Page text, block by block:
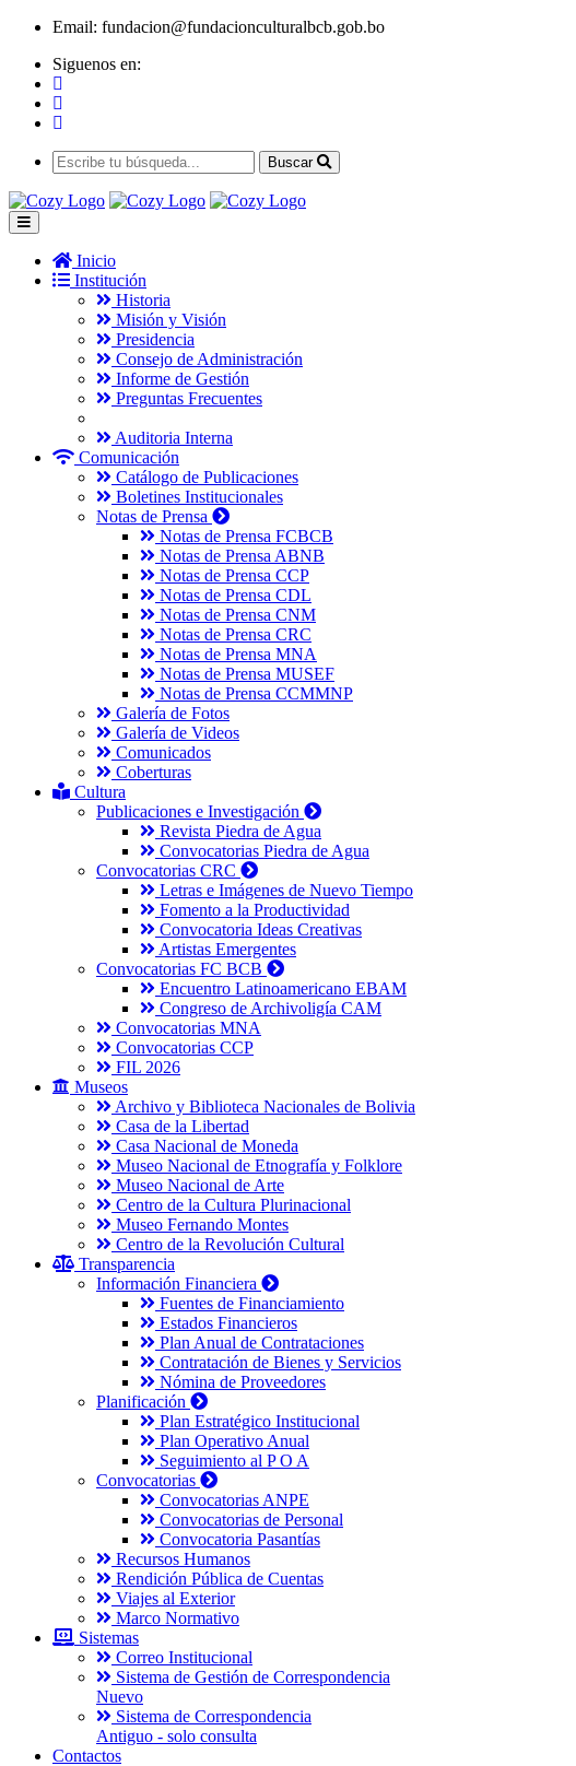
Email: fundacion@fundacionculturalbcb.gob.bo
Siguenos en:
Buscar
Inicio
Institución
Historia
Misión y Visión
Presidencia
Consejo de Administración
Informe de Gestión
Preguntas Frecuentes
Auditoria Interna
Comunicación
Catálogo de Publicaciones
Boletines Institucionales
Notas de Prensa
Notas de Prensa FCBCB
Notas de Prensa ABNB
Notas de Prensa CCP
Notas de Prensa CDL
Notas de Prensa CNM
Notas de Prensa CRC
Notas de Prensa MNA
Notas de Prensa MUSEF
Notas de Prensa CCMMNP
Galería de Fotos
Galería de Videos
Comunicados
Coberturas
Cultura
Publicaciones e Investigación
Revista Piedra de Agua
Convocatorias Piedra de Agua
Convocatorias CRC
Letras e Imágenes de Nuevo Tiempo
Fomento a la Productividad
Convocatoria Ideas Creativas
Artistas Emergentes
Convocatorias FC BCB
Encuentro Latinoamericano EBAM
Congreso de Archivoligía CAM
Convocatorias MNA
Convocatorias CCP
FIL 2026
Museos
Archivo y Biblioteca Nacionales de Bolivia
Casa de la Libertad
Casa Nacional de Moneda
Museo Nacional de Etnografía y Folklore
Museo Nacional de Arte
Centro de la Cultura Plurinacional
Museo Fernando Montes
Centro de la Revolución Cultural
Transparencia
Información Financiera
Fuentes de Financiamiento
Estados Financieros
Plan Anual de Contrataciones
Contratación de Bienes y Servicios
Nómina de Proveedores
Planificación
Plan Estratégico Institucional
Plan Operativo Anual
Seguimiento al P O A
Convocatorias
Convocatorias ANPE
Convocatorias de Personal
Convocatoria Pasantías
Recursos Humanos
Rendición Pública de Cuentas
Viajes al Exterior
Marco Normativo
Sistemas
Correo Institucional
Sistema de Gestión de Correspondencia
Nuevo
Sistema de Correspondencia
Antiguo - solo consulta
Contactos